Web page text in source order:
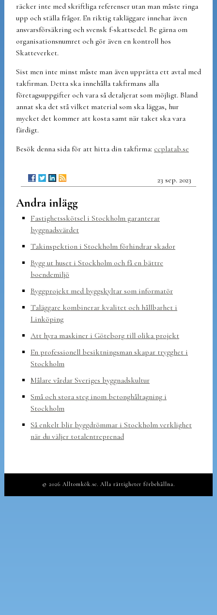
räcker inte med skriftliga referenser utan man måste ringa
upp och ställa frågor. En riktig takläggare innehar även
ansvarsförsäkring och svensk f-skattsedel. Be gärna om
organisationsnumret och gör även en kontroll hos
Skatteverket.
Sist men inte minst måste man även upprätta ett avtal med
takfirman. Detta ska innehålla takfirmans alla
företagsuppgifter och vara så detaljerat som möjligt. Bland
annat ska det stå vilket material som ska läggas, hur
mycket det kommer att kosta samt när taket ska vara
färdigt.
Besök denna sida för att hitta din takfirma: ccplatab.se
23 sep. 2023
Andra inlägg
Fastighetsskötsel i Stockholm garanterar
byggnadsvärdet
Takinspektion i Stockholm förhindrar skador
Bygg ut huset i Stockholm och få en bättre
boendemiljö
Byggprojekt med byggskyltar som informatör
Taläggare kombinerar kvalitet och hållbarhet i
Linköping
Att hyra maskiner i Göteborg till olika projekt
En professionell besiktningsman skapar trygghet i
Stockholm
Målare vårdar Sveriges byggnadskultur
Små och stora steg inom betonghåltagning i
Stockholm
Så enkelt blir byggdrömmar i Stockholm verklighet
när du väljer totalentreprenad
© 2026 Alltomkök.se. Alla rättigheter förbehållna.